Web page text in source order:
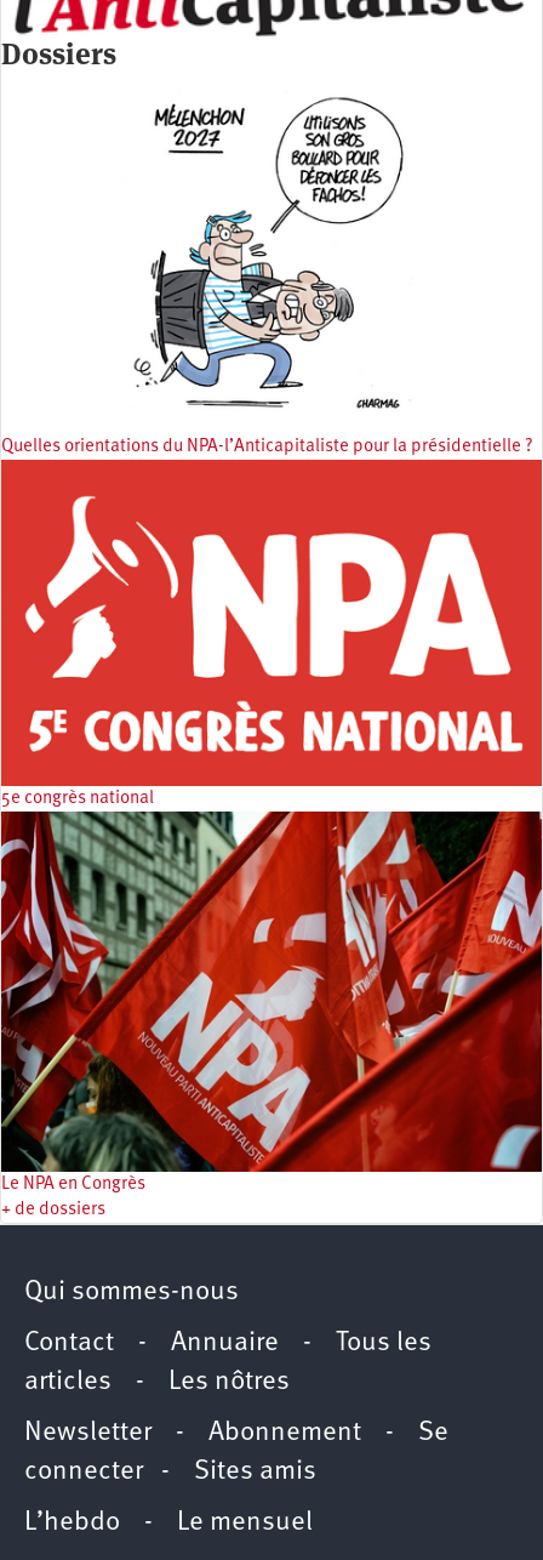
Dossiers
Quelles orientations du NPA-l’Anticapitaliste pour la présidentielle ?
5e congrès national
Le NPA en Congrès
+ de dossiers
Qui sommes-nous
Contact - Annuaire -
Tous les
articles - Les nôtres
Newsletter- Abonnement - Se
connecter- Sites amis
L’hebdo - Le mensuel